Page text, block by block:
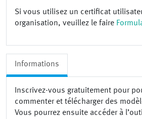
Informations
Inscrivez-vous gratuitement pour
commenter et télécharger des
Vous pourrez ensuite accéder à
Si vous utilisez un certificat
organisation, veuillez le faire